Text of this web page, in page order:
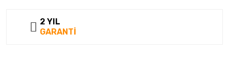
2 YIL
GARANTİ